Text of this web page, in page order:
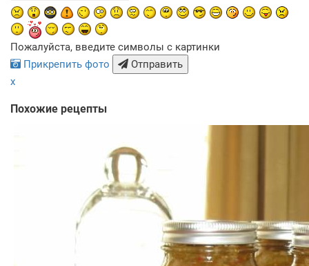
Пожалуйста, введите символы с картинки
Прикрепить фото
Отправить
x
Похожие рецепты